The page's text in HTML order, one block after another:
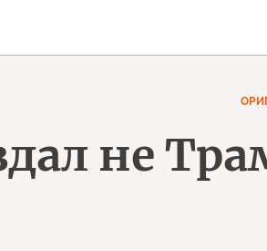
не